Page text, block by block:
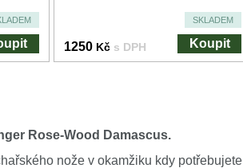
SKLADEM
1250 Kč s DPH Koupit
Rose-Wood Damascus.
nože v okamžiku kdy potřebujete